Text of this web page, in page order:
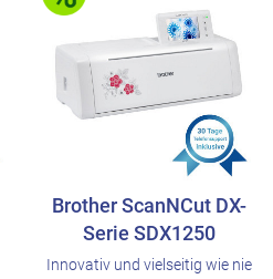
Brother ScanNCut DX-
Serie SDX1250
Innovativ und vielseitig wie nie